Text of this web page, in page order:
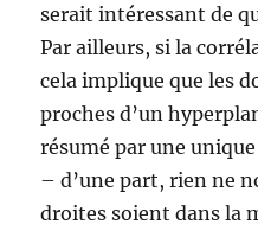
serait intéressant de
Par ailleurs, si la
cela implique que les
proches d’un
résumé par une
– d’une part, rien ne
droites soient dans la